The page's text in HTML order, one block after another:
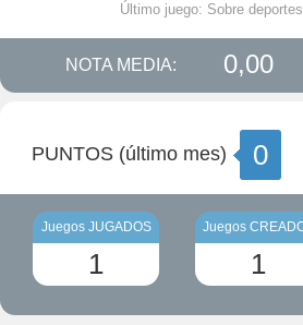
Último juego: Sobre
NOTA MEDIA: 0,00
PUNTOS (último mes) 0
Juegos JUGADOS
1
Juegos
1